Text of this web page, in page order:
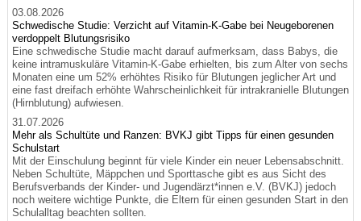
03.08.2026
Schwedische Studie: Verzicht auf Vitamin-K-Gabe bei Neugeborenen
verdoppelt Blutungsrisiko
Eine schwedische Studie macht darauf aufmerksam, dass Babys, die
keine intramuskuläre Vitamin-K-Gabe erhielten, bis zum Alter von sechs
Monaten eine um 52% erhöhtes Risiko für Blutungen jeglicher Art und
eine fast dreifach erhöhte Wahrscheinlichkeit für intrakranielle Blutungen
(Hirnblutung) aufwiesen.
31.07.2026
Mehr als Schultüte und Ranzen: BVKJ gibt Tipps für einen gesunden
Schulstart
Mit der Einschulung beginnt für viele Kinder ein neuer Lebensabschnitt.
Neben Schultüte, Mäppchen und Sporttasche gibt es aus Sicht des
Berufsverbands der Kinder- und Jugendärzt*innen e.V. (BVKJ) jedoch
noch weitere wichtige Punkte, die Eltern für einen gesunden Start in den
Schulalltag beachten sollten.